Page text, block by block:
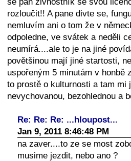
rozloučit!! A pane divte se,
nemluvím ani o tom že v
odpoledne, ve svátek a neděli
neumírá....ale to je na jiné
povětšinou mají jiné startosti,
uspořeným 5 minutám v honbě
to prostě o kulturnosti a tam mi
nevychovanou, bezohlednou a
Re: Re: Re: ...hloupost...
Jan 9, 2011 8:46:48 PM
na zaver....to ze se most
musime jezdit, nebo ano ?